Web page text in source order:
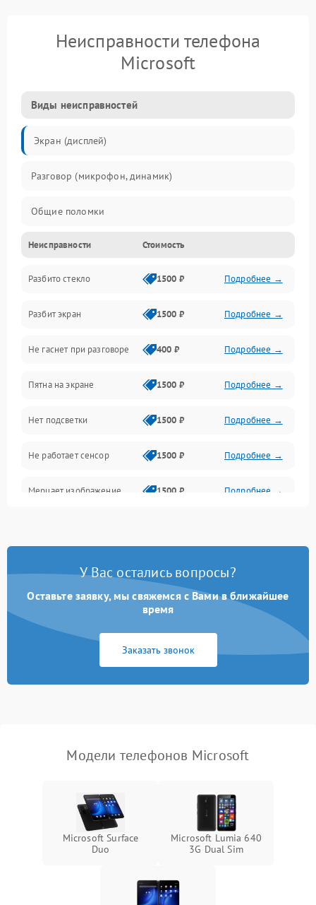
Неисправности телефона
Microsoft
Виды неисправностей
Экран (дисплей)
Разговор (микрофон, динамик)
Общие поломки
Проблемы связи
Камеры
Проблемы с дисплеем и сенсором
Зарядка
Проблемы с питанием, зарядкой и аккумулятором
Проблемы с работой системы, корпусом и другие
Неисправности Стоимость
Разбито стекло 1500 ₽ Подробнее →
Разбит экран 1500 ₽ Подробнее →
Не гаснет при разговоре 400 ₽ Подробнее →
Пятна на экране 1500 ₽ Подробнее →
Нет подсветки 1500 ₽ Подробнее →
Не работает сенсор 1500 ₽ Подробнее →
Мерцает изображение 1500 ₽ Подробнее →
У Вас остались вопросы?
Оставьте заявку, мы свяжемся с Вами в ближайшее
время
Заказать звонок
Модели телефонов Microsoft
Microsoft Surface
Duo
Microsoft Lumia 640
3G Dual Sim